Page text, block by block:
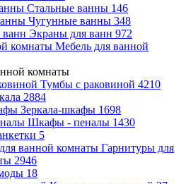
Стальные ванны 146
Чугунные ванны 348
Экраны для ванн 972
Мебель для ванной
комнаты
Тумбы с раковиной 4210
2884
Зеркала-шкафы 1698
Шкафы - пеналы 1430
5
Гарнитуры для
2946
18